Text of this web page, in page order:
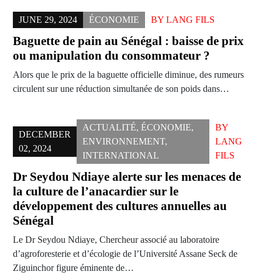
JUNE 29, 2024 ÉCONOMIE BY LANG FILS
Baguette de pain au Sénégal : baisse de prix
ou manipulation du consommateur ?
Alors que le prix de la baguette officielle diminue, des rumeurs
circulent sur une réduction simultanée de son poids dans…
DECEMBER
02, 2024
ACTUALITÉ, ÉCONOMIE,
ENVIRONNEMENT,
INTERNATIONAL
BY
LANG
FILS
Dr Seydou Ndiaye alerte sur les menaces de
la culture de l’anacardier sur le
développement des cultures annuelles au
Sénégal
Le Dr Seydou Ndiaye, Chercheur associé au laboratoire
d’agroforesterie et d’écologie de l’Université Assane Seck de
Ziguinchor figure éminente de…